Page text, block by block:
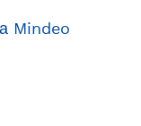
Mindeo